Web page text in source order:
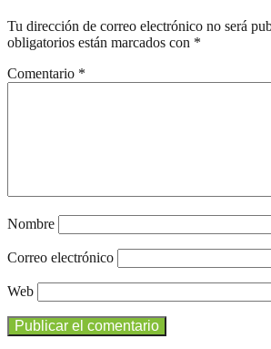
Tu dirección de correo electrónico no será
obligatorios están marcados con *
Comentario *
Nombre
Correo electrónico
Web